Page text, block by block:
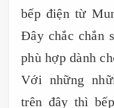
bếp điện từ
Đây chắc chắn
phù hợp dành
Với những
trên đây thì